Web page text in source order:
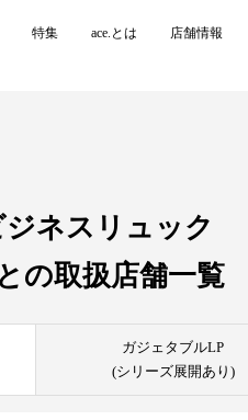
特集 ace.とは 店舗情報
ネスリュック
の取扱店舗一覧
ガジェタブルLP
(シリーズ展開あり)